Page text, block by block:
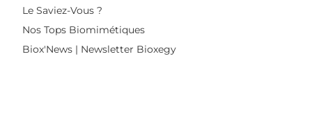
Le Saviez-Vous ?
Nos Tops Biomimétiques
Biox'News | Newsletter Bioxegy